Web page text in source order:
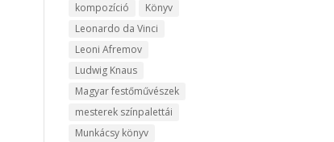
kompozíció
Könyv
Leonardo da Vinci
Leoni Afremov
Ludwig Knaus
Magyar festőművészek
mesterek színpalettái
Munkácsy könyv